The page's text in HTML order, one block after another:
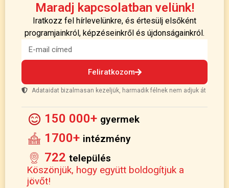
Maradj kapcsolatban velünk!
Iratkozz fel hírlevelünkre, és értesülj elsőként
programjainkról, képzéseinkről és újdonságainkról.
Feliratkozom
Adataidat bizalmasan kezeljük, harmadik félnek nem adjuk át
150 000+ gyermek
1700+ intézmény
722 település
Köszönjük, hogy együtt boldogítjuk a
jövőt!